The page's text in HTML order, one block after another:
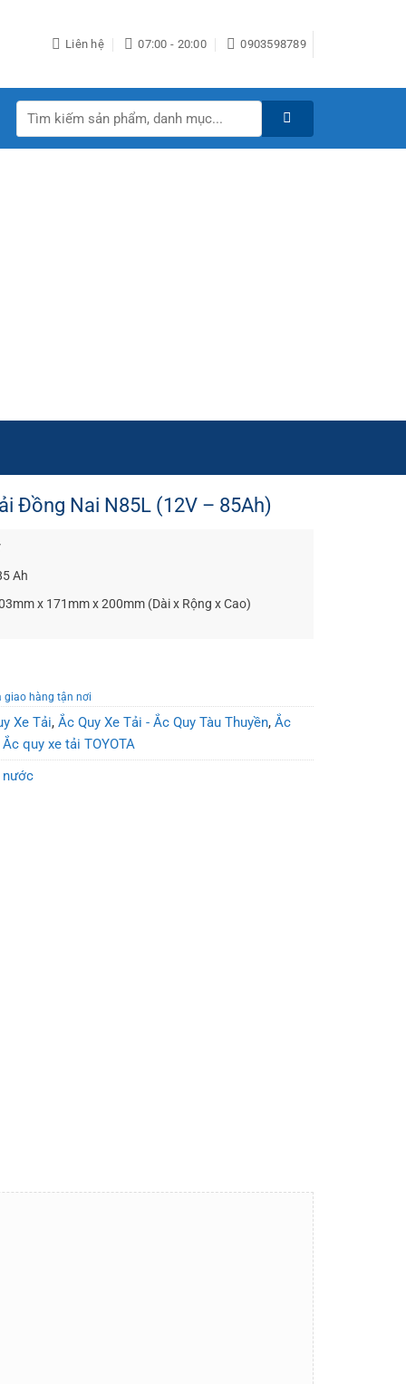
Liên hệ 07:00 - 20:00 0903598789
Tìm
kiếm:
Đồng Nai N85L (12V – 85Ah)
Ah
x 171mm x 200mm (Dài x Rộng x Cao)
giao hàng tận nơi
Xe Tải, Ắc Quy Xe Tải - Ắc Quy Tàu Thuyền, Ắc
Ắc quy xe tải TOYOTA
nước